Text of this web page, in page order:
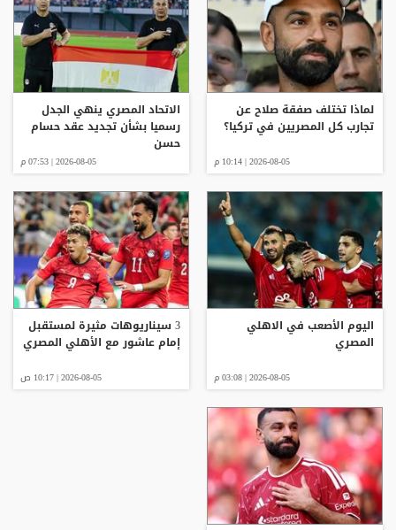
لماذا تختلف صفقة صلاح عن
تجارب كل المصريين في تركيا؟
2026-08-05 | 10:14 م
الاتحاد المصري ينهي الجدل
رسميا بشأن تجديد عقد حسام
حسن
2026-08-05 | 07:53 م
اليوم الأصعب في الاهلي
المصري
2026-08-05 | 03:08 م
3 سيناريوهات مثيرة لمستقبل
إمام عاشور مع الأهلي المصري
2026-08-05 | 10:17 ص